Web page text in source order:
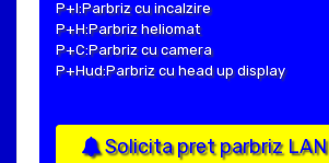
P+I:Parbriz cu incalzire
P+H:Parbriz heliomat
P+C:Parbriz cu camera
P+Hud:Parbriz cu head up display
Solicita pret parbriz